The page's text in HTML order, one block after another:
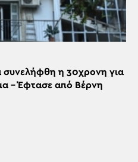
συνελήφθη η 30χρονη για
– Έφτασε από Βέρνη